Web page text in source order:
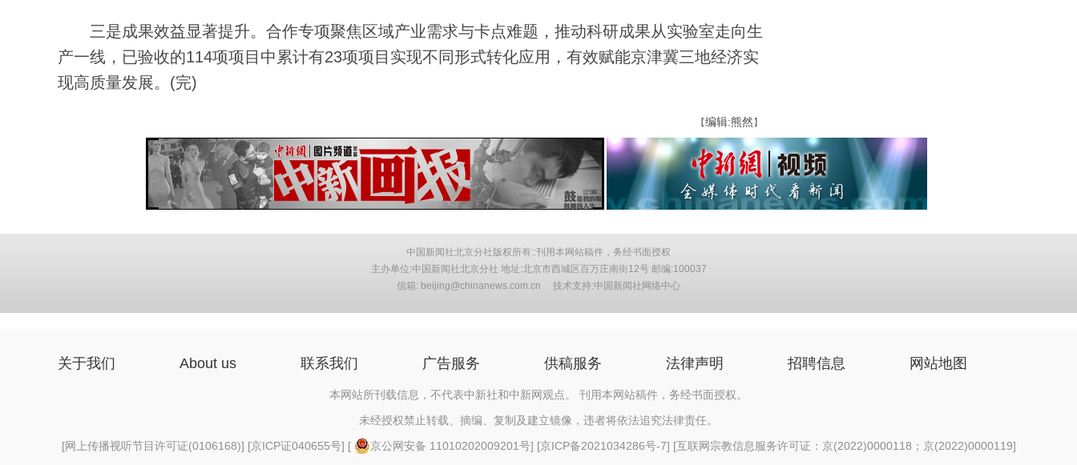
三是成果效益显著提升。合作专项聚焦区域产业需求与卡点难题，推动科研成果从实验室走向生
产一线，已验收的114项项目中累计有23项项目实现不同形式转化应用，有效赋能京津冀三地经济实
现高质量发展。(完)
【编辑:熊然 】
中国新闻社北京分社版权所有::刊用本网站稿件，务经书面授权
主办单位:中国新闻社北京分社 地址:北京市西城区百万庄南街12号 邮编:100037
信箱: beijing@chinanews.com.cn 技术支持:中国新闻社网络中心
关于我们 About us 联系我们 广告服务 供稿服务 法律声明 招聘信息 网站地图
本网站所刊载信息，不代表中新社和中新网观点。 刊用本网站稿件，务经书面授权。
未经授权禁止转载、摘编、复制及建立镜像，违者将依法追究法律责任。
[网上传播视听节目许可证(0106168)] [京ICP证040655号] [ 京公网安备 11010202009201号] [京ICP备2021034286号-7] [互联网宗教信息服务许可证：京(2022)0000118；京(2022)0000119]